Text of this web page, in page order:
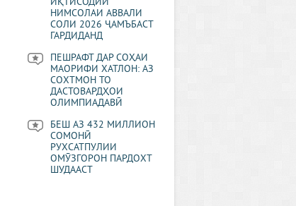
ИҚТИСОДИИ
НИМСОЛАИ АВВАЛИ
СОЛИ 2026 ҶАМЪБАСТ
ГАРДИДАНД
ПЕШРАФТ ДАР СОҲАИ
МАОРИФИ ХАТЛОН: АЗ
СОХТМОН ТО
ДАСТОВАРДҲОИ
ОЛИМПИАДАВӢ
БЕШ АЗ 432 МИЛЛИОН
СОМОНӢ
РУХСАТПУЛИИ
ОМӮЗГОРОН ПАРДОХТ
ШУДААСТ